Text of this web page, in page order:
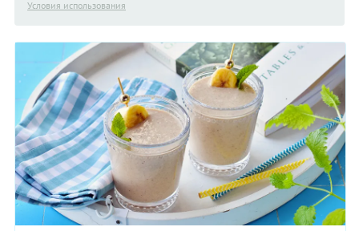
Условия использования